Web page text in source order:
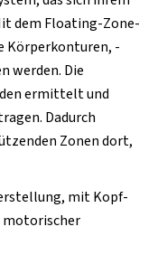
dem Floating-Zone-
Körperkonturen, -
werden. Die
ermittelt und
Dadurch
Zonen dort,
mit Kopf-
motorischer